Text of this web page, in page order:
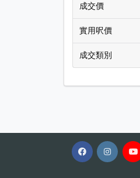
成交價
實用呎價
成交類別